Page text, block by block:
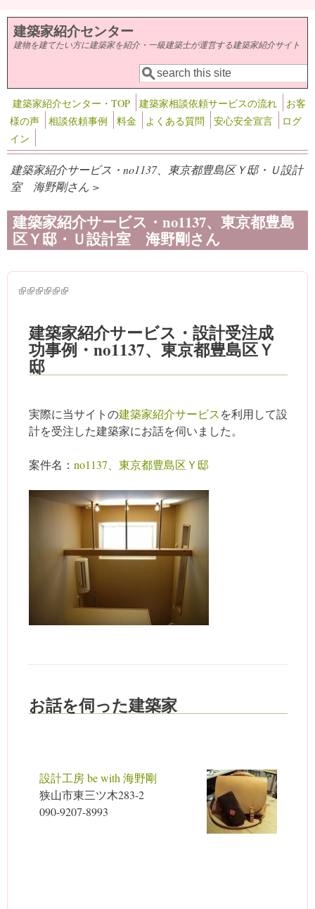
メインコンテンツに移動
建築家紹介センター
建物を建てたい方に建築家を紹介・一級建築士が運営する建築家紹介サイト
検索フォーム
検索
建築家紹介センター・TOP 建築家相談依頼サービスの流れ
お客
様の声
相談依頼事例 料金 よくある質問 安心安全宣言
ログ
イン
建築家紹介サービス・no1137、東京都豊島区Ｙ邸・Ｕ設計
室 海野剛さん >
建築家紹介サービス・no1137、東京都豊島
区Ｙ邸・Ｕ設計室 海野剛さん
(link is external)
(link is external)
(link is external)
(link is external)
(link is external)
(link is external)
建築家紹介サービス・設計受注成
功事例・no1137、東京都豊島区Ｙ
邸
実際に当サイトの建築家紹介サービスを利用して設
計を受注した建築家にお話を伺いました。
案件名： no1137、東京都豊島区Ｙ邸
お話を伺った建築家
設計工房 be with 海野剛
狭山市東三ツ木283-2
090-9207-8993